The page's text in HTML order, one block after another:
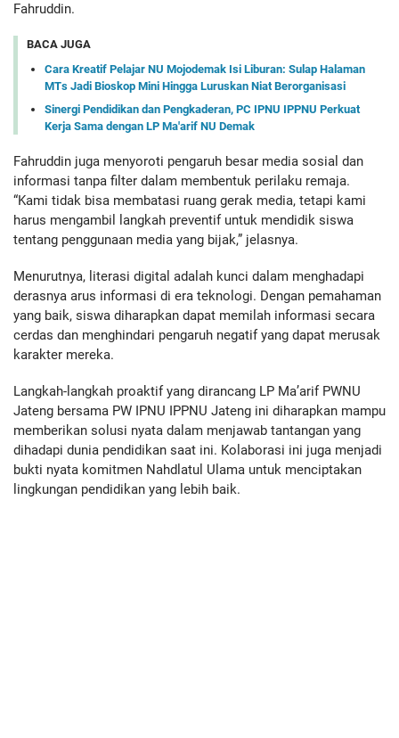
Fahruddin.
BACA JUGA
Cara Kreatif Pelajar NU Mojodemak Isi Liburan: Sulap Halaman
MTs Jadi Bioskop Mini Hingga Luruskan Niat Berorganisasi
Sinergi Pendidikan dan Pengkaderan, PC IPNU IPPNU Perkuat
Kerja Sama dengan LP Ma'arif NU Demak
Fahruddin juga menyoroti pengaruh besar media sosial dan
informasi tanpa filter dalam membentuk perilaku remaja.
“Kami tidak bisa membatasi ruang gerak media, tetapi kami
harus mengambil langkah preventif untuk mendidik siswa
tentang penggunaan media yang bijak,” jelasnya.
Menurutnya, literasi digital adalah kunci dalam menghadapi
derasnya arus informasi di era teknologi. Dengan pemahaman
yang baik, siswa diharapkan dapat memilah informasi secara
cerdas dan menghindari pengaruh negatif yang dapat merusak
karakter mereka.
Langkah-langkah proaktif yang dirancang LP Ma’arif PWNU
Jateng bersama PW IPNU IPPNU Jateng ini diharapkan mampu
memberikan solusi nyata dalam menjawab tantangan yang
dihadapi dunia pendidikan saat ini. Kolaborasi ini juga menjadi
bukti nyata komitmen Nahdlatul Ulama untuk menciptakan
lingkungan pendidikan yang lebih baik.